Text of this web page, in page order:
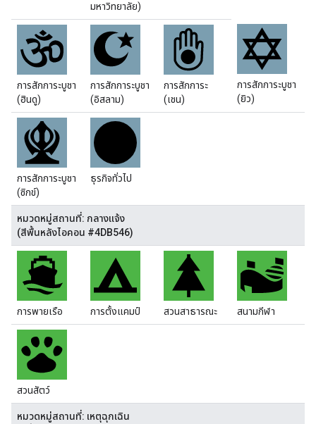
มหาวิทยาลัย)
การสักการะบูชา
(ฮินดู)
การสักการะบูชา
(อิสลาม)
การสักการะ
(เชน)
การสักการะบูชา
(ยิว)
การสักการะบูชา
(ซิกข์)
ธุรกิจทั่วไป
หมวดหมู่สถานที่: กลางแจ้ง
(สีพื้นหลังไอคอน #4DB546)
การพายเรือ การตั้งแคมป์ สวนสาธารณะ สนามกีฬา
สวนสัตว์
หมวดหมู่สถานที่: เหตุฉุกเฉิน